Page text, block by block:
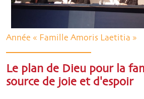
Année « Famille Amoris Laetitia »
Le plan de Dieu pour la
source de joie et d'espoir